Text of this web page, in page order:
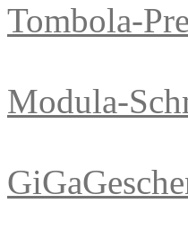
Tombola-
Modula-